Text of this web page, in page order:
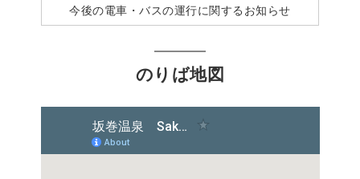
今後の電車・バスの運行に関するお知らせ
のりば地図